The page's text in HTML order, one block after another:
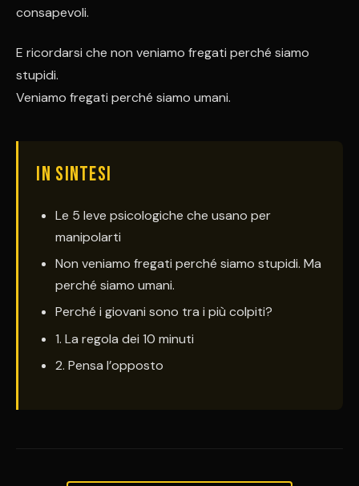
consapevoli.
E ricordarsi che non veniamo fregati perché siamo
stupidi.
Veniamo fregati perché siamo umani.
IN SINTESI
Le 5 leve psicologiche che usano per
manipolarti
Non veniamo fregati perché siamo stupidi. Ma
perché siamo umani.
Perché i giovani sono tra i più colpiti?
1️. La regola dei 10 minuti
2️. Pensa l’opposto